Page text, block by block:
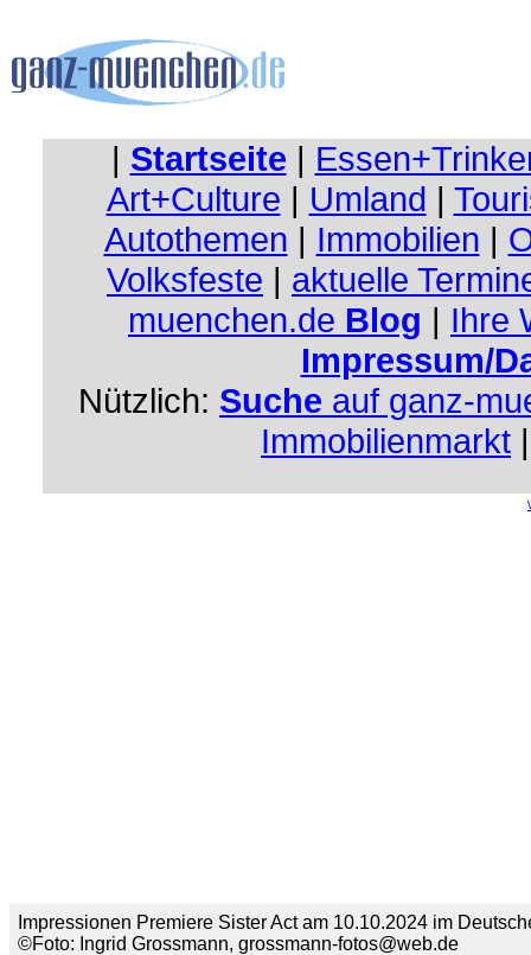
| Startseite |
Art+Culture | Umland |
Autothemen | Immobilien |
Volksfeste | aktuelle
muenchen.de Blog | Ihre
Impressum/
Nützlich: Suche auf ganz-
Immobilienmarkt
Impressionen Premiere Sister Act am 10.10.2024 im
©Foto: Ingrid Grossmann, grossmann-fotos@web.de